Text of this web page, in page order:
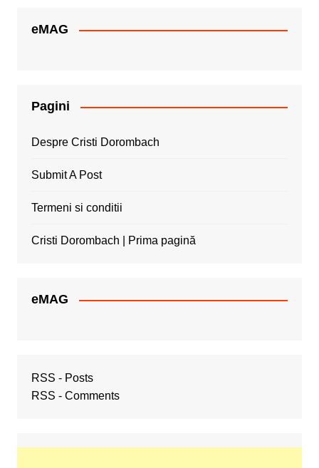
eMAG
Pagini
Despre Cristi Dorombach
Submit A Post
Termeni si conditii
Cristi Dorombach | Prima pagină
eMAG
RSS - Posts
RSS - Comments